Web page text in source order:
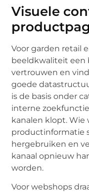
Visuele
Voor garden retail
beeldkwaliteit een
vertrouwen en
goede
is de basis onder
interne
kanalen klopt. Wie
productinformatie
hergebruiken en
kanaal opnieuw
worden.
Voor webshops